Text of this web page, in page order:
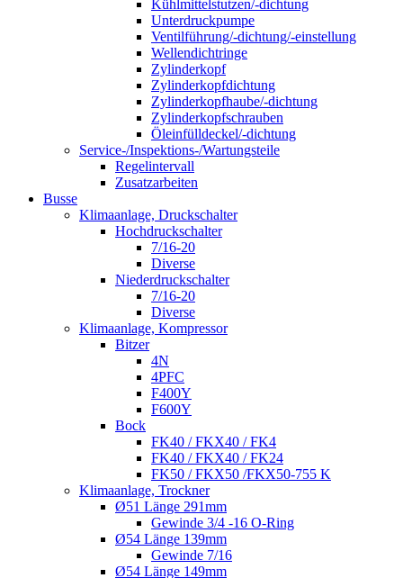
Kühlmittelstutzen/-dichtung
Unterdruckpumpe
Ventilführung/-dichtung/-einstellung
Wellendichtringe
Zylinderkopf
Zylinderkopfdichtung
Zylinderkopfhaube/-dichtung
Zylinderkopfschrauben
Öleinfülldeckel/-dichtung
Service-/Inspektions-/Wartungsteile
Regelintervall
Zusatzarbeiten
Busse
Klimaanlage, Druckschalter
Hochdruckschalter
7/16-20
Diverse
Niederdruckschalter
7/16-20
Diverse
Klimaanlage, Kompressor
Bitzer
4N
4PFC
F400Y
F600Y
Bock
FK40 / FKX40 / FK4
FK40 / FKX40 / FK24
FK50 / FKX50 /FKX50-755 K
Klimaanlage, Trockner
Ø51 Länge 291mm
Gewinde 3/4 -16 O-Ring
Ø54 Länge 139mm
Gewinde 7/16
Ø54 Länge 149mm